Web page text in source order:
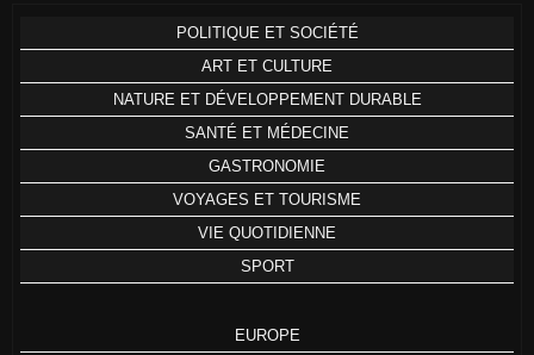
POLITIQUE ET SOCIÉTÉ
ART ET CULTURE
NATURE ET DÉVELOPPEMENT DURABLE
SANTÉ ET MÉDECINE
GASTRONOMIE
VOYAGES ET TOURISME
VIE QUOTIDIENNE
SPORT
EUROPE